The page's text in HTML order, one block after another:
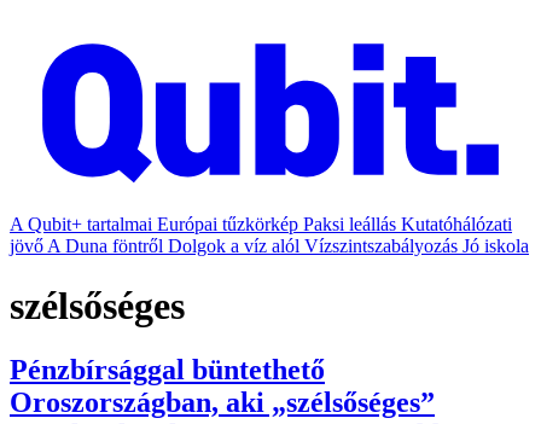
A Qubit+ tartalmai Európai tűzkörkép Paksi leállás Kutatóhálózati
jövő A Duna föntről Dolgok a víz alól Vízszintszabályozás Jó iskola
szélsőséges
Pénzbírsággal büntethető
Oroszországban, aki „szélsőséges”